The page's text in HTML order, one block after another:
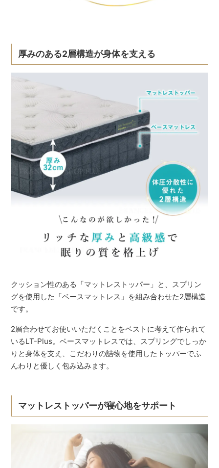
厚みのある2層構造が身体を支える
クッション性のある「マットレストッパー」と、スプリン
グを使用した「ベースマットレス」を組み合わせた2層構造
です。
2層合わせてお使いいただくことをベストに考えて作られて
いるLT-Plus。ベースマットレスでは、スプリングでしっか
りと身体を支え、こだわりの詰物を使用したトッパーでふ
んわりと優しく包み込みます。
マットレストッパーが寝心地をサポート